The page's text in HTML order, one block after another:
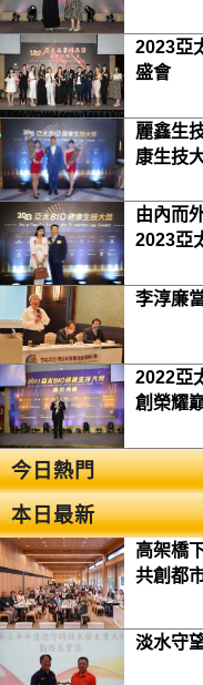
2023亞
盛會
麗鑫生
康生技
由內而
2023亞
李淳廉
2022亞
創榮耀
今日熱門
本日最新
高架橋
共創都
淡水守